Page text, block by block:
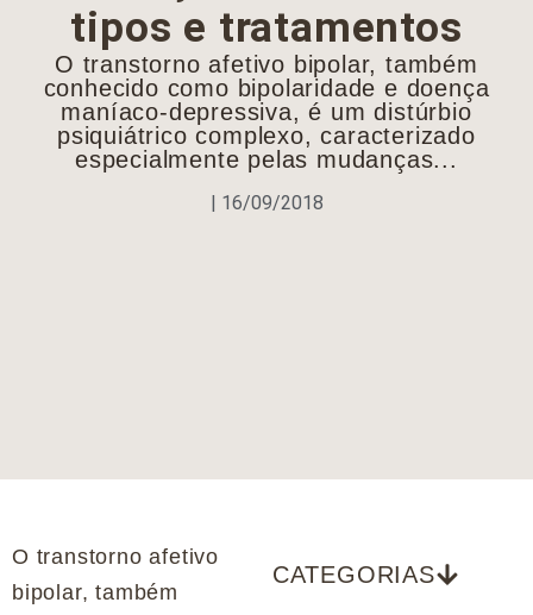
tipos e tratamentos
O transtorno afetivo bipolar, também
conhecido como bipolaridade e doença
maníaco-depressiva, é um distúrbio
psiquiátrico complexo, caracterizado
especialmente pelas mudanças...
| 16/09/2018
O transtorno afetivo
bipolar, também
CATEGORIAS